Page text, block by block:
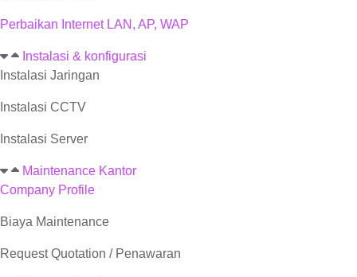
Perbaikan Internet LAN, AP, WAP
Instalasi & konfigurasi
Instalasi Jaringan
Instalasi CCTV
Instalasi Server
Maintenance Kantor
Company Profile
Biaya Maintenance
Request Quotation / Penawaran